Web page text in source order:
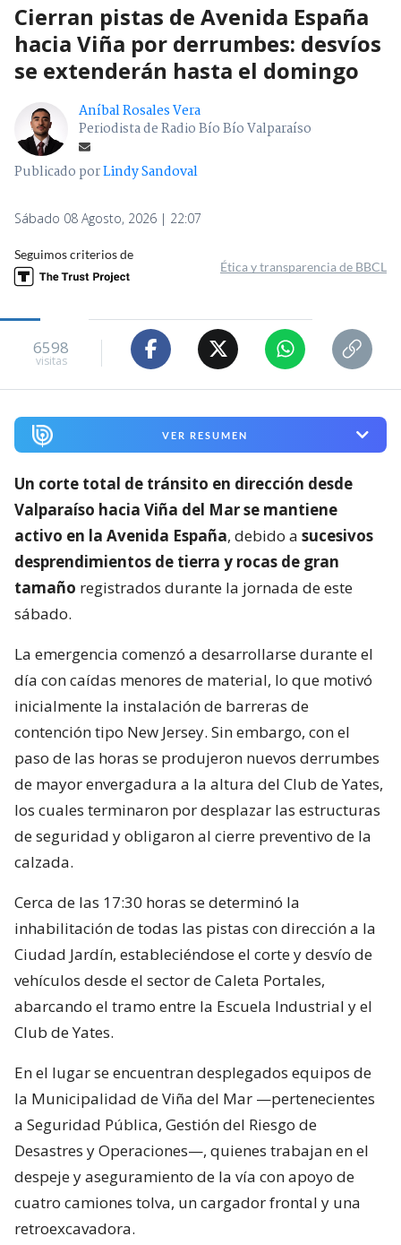
Cierran pistas de Avenida España
hacia Viña por derrumbes: desvíos
se extenderán hasta el domingo
Aníbal Rosales Vera
Periodista de Radio Bío Bío Valparaíso
Publicado porLindy Sandoval
Sábado 08 Agosto, 2026 | 22:07
Seguimos criterios de
Ética y transparencia de BBCL
6598
visitas
VER RESUMEN
Un corte total de tránsito en dirección desde
Valparaíso hacia Viña del Mar se mantiene
activo en la Avenida España, debido a sucesivos
desprendimientos de tierra y rocas de gran
tamaño registrados durante la jornada de este
sábado.
La emergencia comenzó a desarrollarse durante el
día con caídas menores de material, lo que motivó
inicialmente la instalación de barreras de
contención tipo New Jersey. Sin embargo, con el
paso de las horas se produjeron nuevos derrumbes
de mayor envergadura a la altura del Club de Yates,
los cuales terminaron por desplazar las estructuras
de seguridad y obligaron al cierre preventivo de la
calzada.
Cerca de las 17:30 horas se determinó la
inhabilitación de todas las pistas con dirección a la
Ciudad Jardín, estableciéndose el corte y desvío de
vehículos desde el sector de Caleta Portales,
abarcando el tramo entre la Escuela Industrial y el
Club de Yates.
En el lugar se encuentran desplegados equipos de
la Municipalidad de Viña del Mar —pertenecientes
a Seguridad Pública, Gestión del Riesgo de
Desastres y Operaciones—, quienes trabajan en el
despeje y aseguramiento de la vía con apoyo de
cuatro camiones tolva, un cargador frontal y una
retroexcavadora.